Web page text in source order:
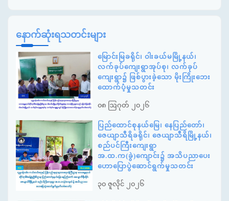
နောက်ဆုံးရသတင်းများ
မြောင်းမြခရိုင်၊ ဝါးခယ်မမြို့နယ်၊
လက်ခုပ်ကျေးရွာအုပ်စု၊ လက်ခုပ်
ကျေးရွာ၌ ဖြစ်ပွားခဲ့သော မိုးကြိုးဘေး
ထောက်ပံ့မှုသတင်း
၀၈ ဩဂုတ် ၂၀၂၆
ပြည်ထောင်စုနယ်မြေ၊ နေပြည်တော်၊
ဇေယျာသီရိခရိုင်၊ ဇေယျာသီရိမြို့နယ်၊
စည်ပင်ကြီးကျေးရွာ
အ.ထ.က(ခွဲ)ကျောင်း၌ အသိပညာပေး
ဟောပြောပွဲဆောင်ရွက်မှုသတင်း
၃၀ ဇူလိုင် ၂၀၂၆